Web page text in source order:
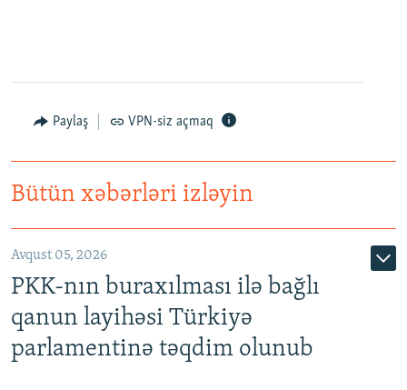
Paylaş VPN-siz açmaq
Bütün xəbərləri izləyin
Avqust 05, 2026
PKK-nın buraxılması ilə bağlı
qanun layihəsi Türkiyə
parlamentinə təqdim olunub